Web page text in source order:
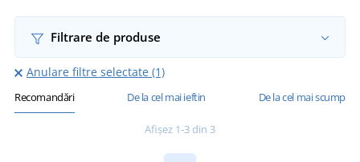
Filtrare de produse
Anulare filtre selectate (1)
Recomandări De la cel mai ieftin De la cel mai scump
Afișez 1-3 din 3